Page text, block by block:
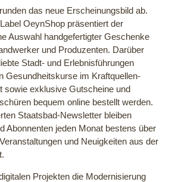
das neue Erscheinungsbild ab.
OeynShop präsentiert der
Auswahl handgefertigter Geschenke
und Produzenten. Darüber
Stadt- und Erlebnisführungen
Gesundheitskurse im Kraftquellen-
sowie exklusive Gutscheine und
bequem online bestellt werden.
Staatsbad-Newsletter bleiben
Abonnenten jeden Monat bestens über
und Neuigkeiten aus der
Projekten die Modernisierung